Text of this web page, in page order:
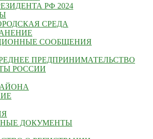
РФ 2024
СРЕДА
СООБЩЕНИЯ
ПРЕДПРИНИМАТЕЛЬСТВО
РОССИИ
ДОКУМЕНТЫ